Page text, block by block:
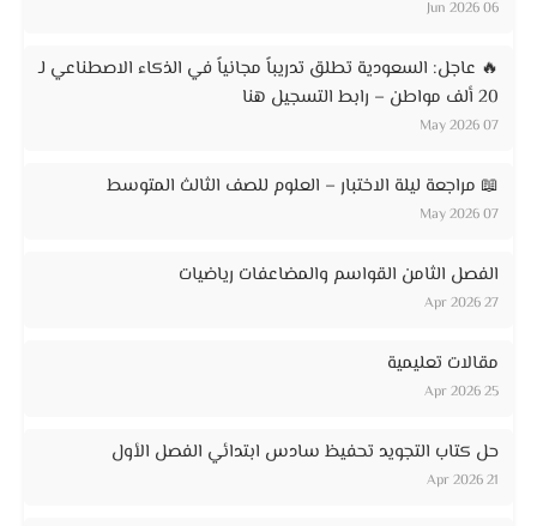
06 Jun 2026
🔥 عاجل: السعودية تطلق تدريباً مجانياً في الذكاء الاصطناعي لـ
20 ألف مواطن – رابط التسجيل هنا
07 May 2026
📖 مراجعة ليلة الاختبار – العلوم للصف الثالث المتوسط
07 May 2026
الفصل الثامن القواسم والمضاعفات رياضيات
27 Apr 2026
مقالات تعليمية
25 Apr 2026
حل كتاب التجويد تحفيظ سادس ابتدائي الفصل الأول
21 Apr 2026